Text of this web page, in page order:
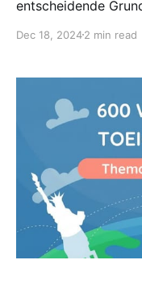
entscheidende
das Thema
Dec 18, 20242 min read